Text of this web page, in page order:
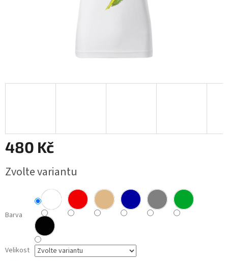
480 Kč
cena:
Zvolte variantu
Barva
Velikost